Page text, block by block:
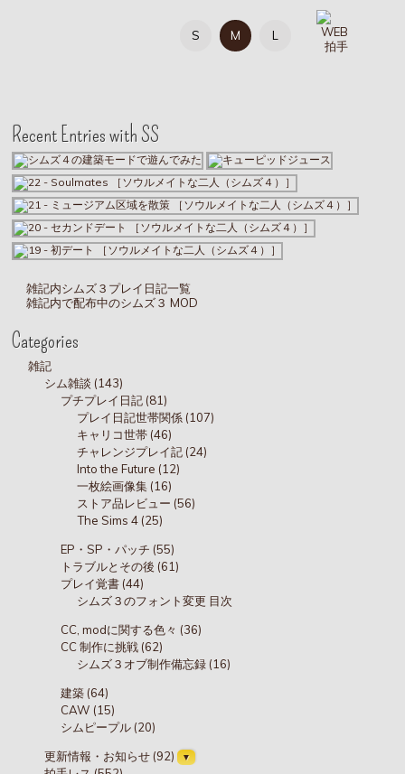
S M L
Recent Entries with SS
雑記内シムズ３プレイ日記一覧
雑記内で配布中のシムズ３ MOD
Categories
雑記
シム雑談 (143)
プチプレイ日記 (81)
プレイ日記世帯関係 (107)
キャリコ世帯 (46)
チャレンジプレイ記 (24)
Into the Future (12)
一枚絵画像集 (16)
ストア品レビュー (56)
The Sims 4 (25)
EP・SP・パッチ (55)
トラブルとその後 (61)
プレイ覚書 (44)
シムズ３のフォント変更 目次
CC, modに関する色々 (36)
CC 制作に挑戦 (62)
シムズ３オブ制作備忘録 (16)
建築 (64)
CAW (15)
シムピープル (20)
更新情報・お知らせ (92)